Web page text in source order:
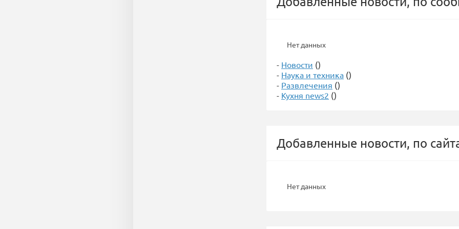
Нет данных
- Новости ()
- Наука и техника ()
- Развлечения ()
- Кухня news2 ()
Добавленные новости, по
Нет данных